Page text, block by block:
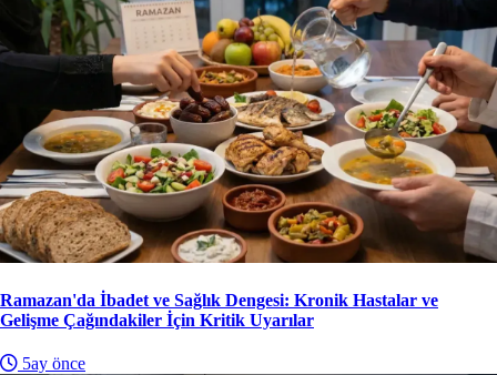
Ramazan'da İbadet ve Sağlık Dengesi: Kronik Hastalar ve
Gelişme Çağındakiler İçin Kritik Uyarılar
5ay önce